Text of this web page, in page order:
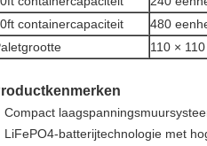
containercapaciteit
480
110 ×
Compact
LiFePO4-batterijtechnologie met